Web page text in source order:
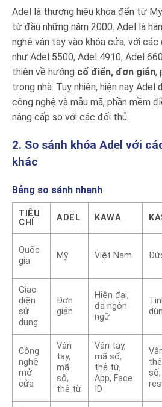
Adel là thương hiệu khóa đến từ
từ đầu những năm 2000. Adel là
nghệ vân tay vào khóa cửa, với
như Adel 5500, Adel 4910, Adel
thiên về hướng cổ điển, đơn giản,
trong nhà. Tuy nhiên, hiện nay
công nghệ và mẫu mã, phần mềm
nâng cấp so với các đối thủ.
2. So sánh khóa Adel với
khác
Bảng so sánh nhanh
TIÊU
CHÍ
ADEL KAWA
Quốc
gia
Mỹ Việt Nam
Giao
diện
sử
dụng
Đơn
giản
Hiện đại,
đa ngôn
ngữ
Công
nghệ
mở
cửa
Vân
tay,
mã
số,
thẻ từ
Vân tay,
mã số,
thẻ từ,
App, Face
ID